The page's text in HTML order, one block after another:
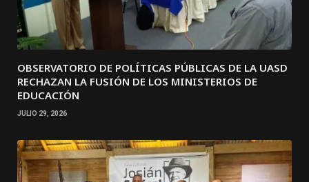
OBSERVATORIO DE POLÍTICAS PÚBLICAS DE LA UASD
RECHAZAN LA FUSIÓN DE LOS MINISTERIOS DE
EDUCACIÓN
JULIO 29, 2026